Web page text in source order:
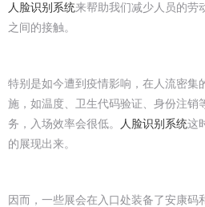
人脸识别系统来帮助我们减少人员的劳
之间的接触。
特别是如今遭到疫情影响，在人流密集
施，如温度、卫生代码验证、身份注销
务，入场效率会很低。
人脸识别系统这
的展现出来。
因而，一些展会在入口处装备了安康码